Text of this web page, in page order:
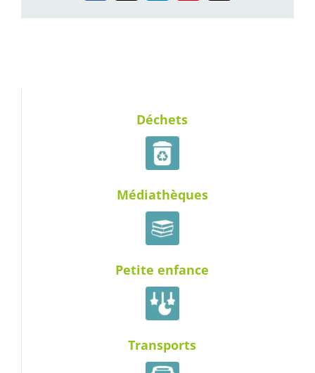
Déchets
Médiathèques
Petite enfance
Transports